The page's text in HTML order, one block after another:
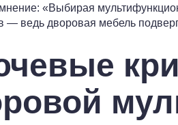
«Выбирая
— ведь дворовая мебель